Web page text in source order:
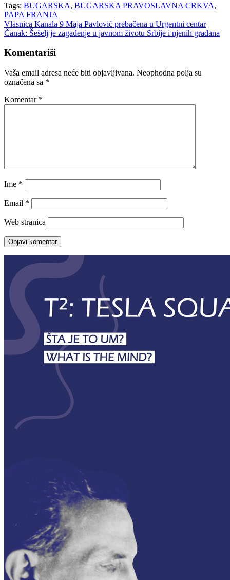
Tags: BUGARSKA, BUGARSKA PRAVOSLAVNA CRKVA,
PAPA FRANJA
Navigacija
članaka
Vlasnica Kanala 9 Maja Pavlović prebačena u Urgentni centar
Čanak: Šešelj je zagađenje u javnom životu Srbije i njenih građana
Komentariši
Vaša email adresa neće biti objavljivana. Neophodna polja su
označena sa *
Komentar *
Ime *
Email *
Web stranica